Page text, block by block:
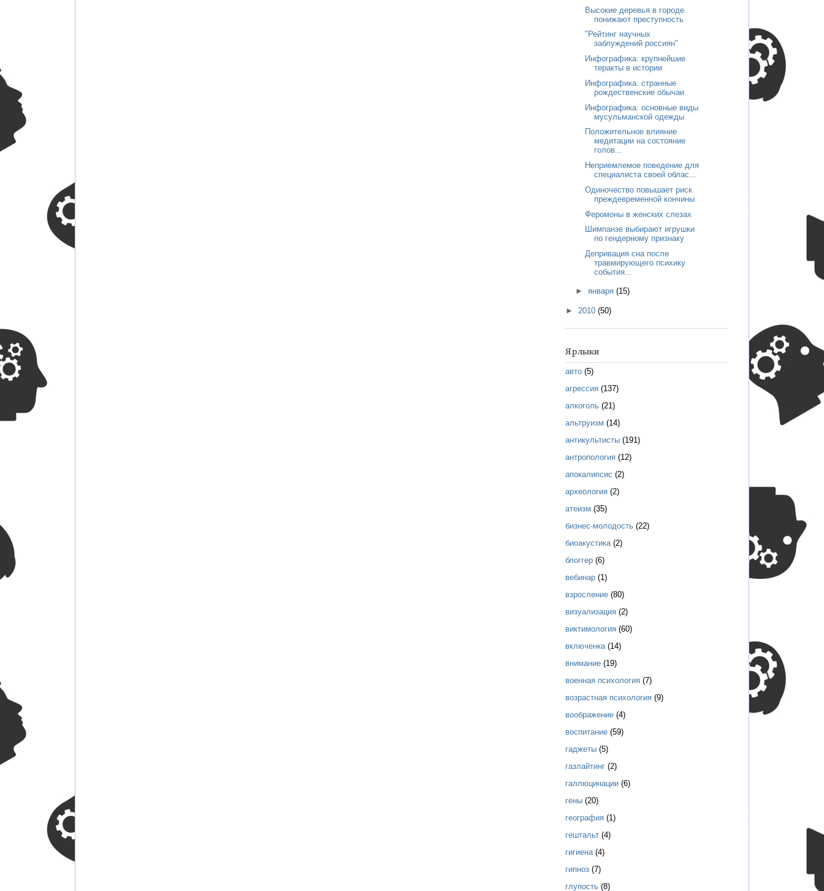
Высокие деревья в городе
понижают преступность
"Рейтинг научных
заблуждений россиян"
Инфографика: крупнейшие
теракты в истории
Инфографика: странные
рождественские обычаи
Инфографика: основные виды
мусульманской одежды
Положительное влияние
медитации на состояние
голов...
Неприемлемое поведение для
специалиста своей облас...
Одиночество повышает риск
преждевременной кончины
Феромоны в женских слезах
Шимпанзе выбирают игрушки
по гендерному признаку
Депривация сна после
травмирующего психику
события...
► января (15)
► 2010 (50)
Ярлыки
авто (5)
агрессия (137)
алкоголь (21)
альтруизм (14)
антикультисты (191)
антропология (12)
апокалипсис (2)
археология (2)
атеизм (35)
бизнес-молодость (22)
биоакустика (2)
блоггер (6)
вебинар (1)
взросление (80)
визуализация (2)
виктимология (60)
включенка (14)
внимание (19)
военная психология (7)
возрастная психология (9)
воображение (4)
воспитание (59)
гаджеты (5)
газлайтинг (2)
галлюцинации (6)
гены (20)
география (1)
гештальт (4)
гигиена (4)
гипноз (7)
глупость (8)